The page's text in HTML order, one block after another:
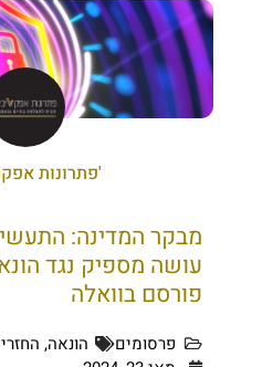
'פתרונות
מבקר המדינה:
עושה מספיק נגד
פורסם בוואלה
פרסומים הונאה,